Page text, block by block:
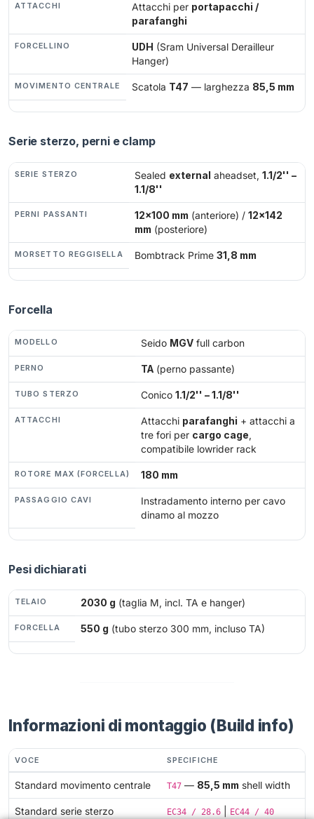
ATTACCHI Attacchi per portapacchi /
parafanghi
FORCELLINO UDH (Sram Universal Derailleur
Hanger)
MOVIMENTO CENTRALE Scatola T47 — larghezza 85,5 mm
Serie sterzo, perni e clamp
SERIE STERZO Sealed external aheadset, 1.1/2'' –
1.1/8''
PERNI PASSANTI 12×100 mm (anteriore) / 12×142
mm (posteriore)
MORSETTO REGGISELLA Bombtrack Prime 31,8 mm
Forcella
MODELLO Seido MGV full carbon
PERNO TA (perno passante)
TUBO STERZO Conico 1.1/2'' – 1.1/8''
ATTACCHI Attacchi parafanghi + attacchi a
tre fori per cargo cage
compatibile lowrider rack
ROTORE MAX (FORCELLA) 180 mm
PASSAGGIO CAVI
Instradamento interno per cavo
dinamo al mozzo
Pesi dichiarati
TELAIO 2030 g (taglia M, incl. TA e hanger)
FORCELLA 550 g (tubo sterzo 300 mm, incluso TA)
Informazioni di montaggio (Build info)
VOCE SPECIFICHE
Standard movimento centrale T47 — 85,5 mm shell width
Standard serie sterzo
EC34 / 28.6 EC44 / 40